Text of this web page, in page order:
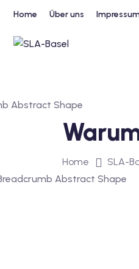
Home Über uns
Home SLA-